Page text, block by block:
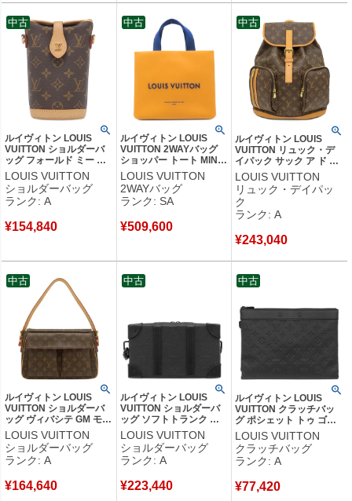
ルイヴィトン LOUIS
VUITTON ショルダーバ
ッグ フォールド ミー ポ
ーチ モノグラムキャンバ
ス モノグラム ゴールド
金具 茶 ポシェット LVロ
ゴ M80874 RFID 【中
LOUIS VUITTON
ショルダーバッグ
ランク: A
¥154,840
中古
ルイヴィトン LOUIS
VUITTON 2WAYバッグ
ショッパー トート MINI
レザー サフラン シルバ
ー金具 トート ショルダ
ー M28310 【保存袋】
【中古】新品同様品
LOUIS VUITTON
2WAYバッグ
ランク: SA
¥509,600
中古
ルイヴィトン LOUIS
VUITTON リュック・デ
イパック サック ア ド ボ
スフォール モノグラムキ
ャンバス モノグラム ゴー
ルド金具 M40107
FL0195 【中古】中古美
品
LOUIS VUITTON
リュック・デイパッ
ク
ランク: A
¥243,040
中古
ルイヴィトン LOUIS
VUITTON ショルダーバ
ッグ ヴィバシテ GM モノ
グラムキャンバス モノグ
ラム ゴールド金具 茶
M51163 AR0065 【中
古】中古美品
LOUIS VUITTON
ショルダーバッグ
ランク: A
¥164,640
中古
ルイヴィトン LOUIS
VUITTON ショルダーバ
ッグ ソフトトランク ウ
ォレット レザー トリヨ
ンレザー ブラック マッ
トブラック金具 ラウンド
ファスナー M80224
古】中古美品
LOUIS VUITTON
ショルダーバッグ
ランク: A
¥223,440
中古
ルイヴィトン LOUIS
VUITTON クラッチバッ
グ ポシェット トゥ ゴー
レザー モノグラムシャド
ウレザー ブラック マット
ブラック金具 セカンドバ
ッグ M81570 RFID 【中
LOUIS VUITTON
クラッチバッグ
ランク: A
¥77,420
中古